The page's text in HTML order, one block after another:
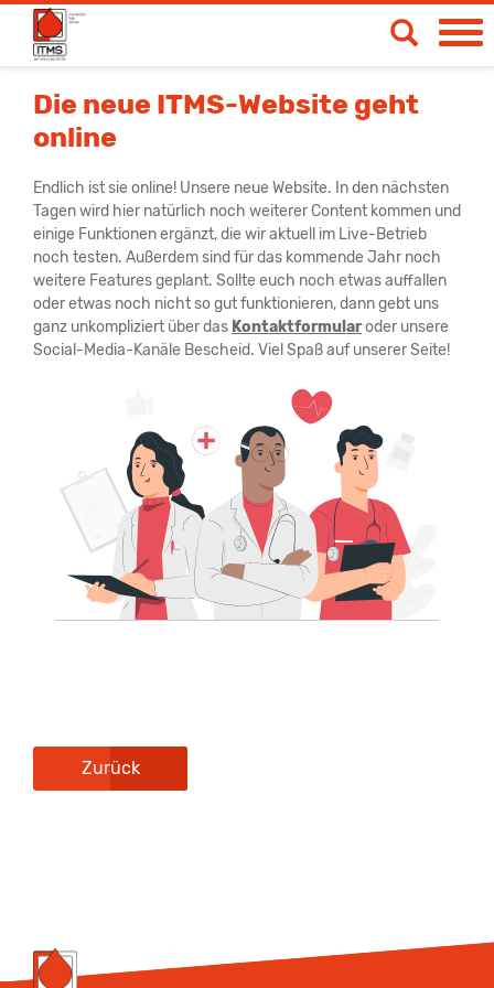
Spendetermine
Blut- & Plasmaspende
Medizinische Produkte
Über uns
News & Aktionen
Life
Die neue ITMS-Website geht
online
Endlich ist sie online! Unsere neue Website. In den nächsten
Tagen wird hier natürlich noch weiterer Content kommen und
einige Funktionen ergänzt, die wir aktuell im Live-Betrieb
noch testen. Außerdem sind für das kommende Jahr noch
weitere Features geplant. Sollte euch noch etwas auffallen
oder etwas noch nicht so gut funktionieren, dann gebt uns
ganz unkompliziert über das Kontaktformularoder unsere
Social-Media-Kanäle Bescheid. Viel Spaß auf unserer Seite!
Zurück